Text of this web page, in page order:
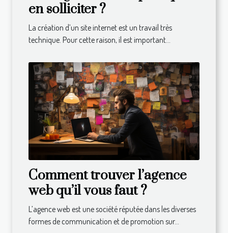
en solliciter ?
La création d’un site internet est un travail très
technique. Pour cette raison, il est important...
Comment trouver l’agence
web qu’il vous faut ?
L’agence web est une société réputée dans les diverses
formes de communication et de promotion sur...